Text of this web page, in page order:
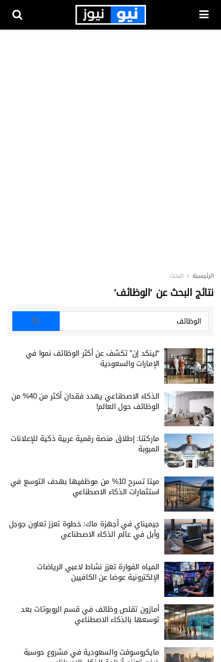
الرئيسية البحث
نتائج البحث عن 'الوظائف'
“لينكد إن” تكشف عن أكثر الوظائف نموا في
الإمارات والسعودية
الذكاء الاصطناعي يهدد فقدان أكثر من 40% من
الوظائف حول العالم!
ماركتنا: إطلاق منصة رقمية عربية ذكية للإعلانات
المبوبة
ميتا تسرح 10% من موظفيها بهدف التوسع في
استثمارات الذكاء الاصطناعي
جيميناي في أجهزة ماك: خطوة تعزز تعاون جوجل
وأبل في عالم الذكاء الاصطناعي
المياه الفوارة تعزز نشاط لاعبي الرياضات
الإلكترونية عوضا عن الكافيين
أمازون تقلص وظائف في قسم الروبوتات بعد
توسعها بالذكاء الاصطناعي
مايكروسوفت والسعودية في مشروع حوسبة